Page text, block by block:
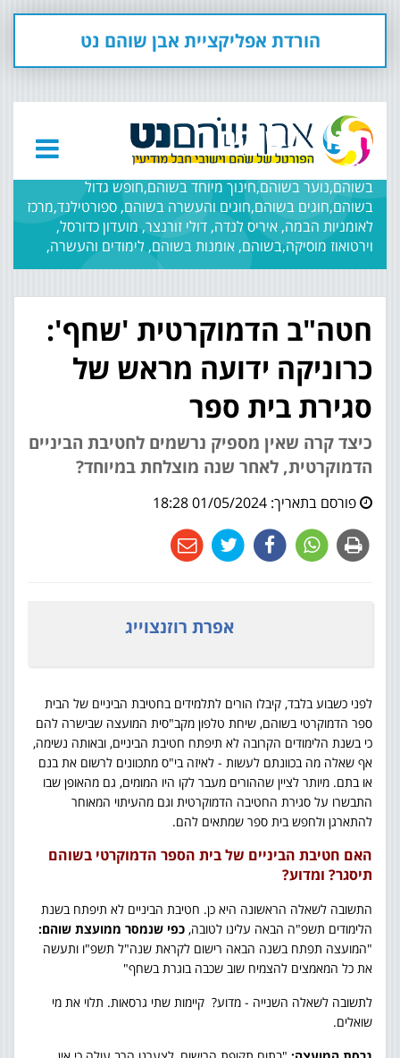
הורדת אפליקציית אבן שוהם נט
חינוך בשוהם
חינוך בשוהם,בתי ספר בשוהם,גנים בשוהם,מחלקת החינוך
בשוהם,נוער בשוהם,חינוך מיוחד בשוהם,חופש גדול
בשוהם,חוגים בשוהם,חוגים והעשרה בשוהם, ספורטילנד,מרכז
לאומניות הבמה, איריס לנדה, דולי זורנצר, מועדון כדורסל,
וירטואוז מוסיקה,בשוהם, אומנות בשוהם, לימודים והעשרה,
חטה"ב הדמוקרטית 'שחף':
כרוניקה ידועה מראש של
סגירת בית ספר
כיצד קרה שאין מספיק נרשמים לחטיבת הביניים
הדמוקרטית, לאחר שנה מוצלחת במיוחד?
פורסם בתאריך: 01/05/2024 18:28
אפרת רוזנצוייג
לפני כשבוע בלבד, קיבלו הורים לתלמידים בחטיבת הביניים של הבית
ספר הדמוקרטי בשוהם, שיחת טלפון מקב"סית המועצה שבישרה להם
כי בשנת הלימודים הקרובה לא תיפתח חטיבת הביניים, ובאותה נשימה,
אף שאלה מה בכוונתם לעשות - לאיזה בי"ס מתכוונים לרשום את בנם
או בתם. מיותר לציין שההורים מעבר לקו היו המומים, גם מהאופן שבו
התבשרו על סגירת החטיבה הדמוקרטית וגם מהעיתוי המאוחר
להתארגן ולחפש בית ספר שמתאים להם.
האם חטיבת הביניים של בית הספר הדמוקרטי בשוהם
תיסגר? ומדוע?
התשובה לשאלה הראשונה היא כן. חטיבת הביניים לא תיפתח בשנת
הלימודים תשפ"ה הבאה עלינו לטובה, כפי שנמסר ממועצת שוהם:
"המועצה תפתח בשנה הבאה רישום לקראת שנה"ל תשפ"ו ותעשה
את כל המאמצים להצמיח שוב שכבה בוגרת בשחף"
לתשובה לשאלה השנייה - מדוע? קיימות שתי גרסאות. תלוי את מי
שואלים.